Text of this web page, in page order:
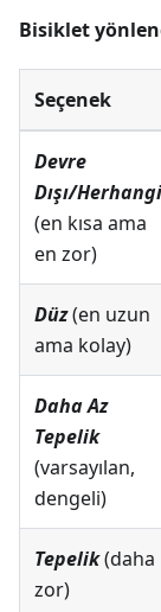
Bisiklet
Seçenek
Devre
Dışı/Herhangi
(en kısa ama
en zor)
Düz(en uzun
ama kolay)
Daha Az
Tepelik
(varsayılan,
dengeli)
Tepelik(daha
zor)